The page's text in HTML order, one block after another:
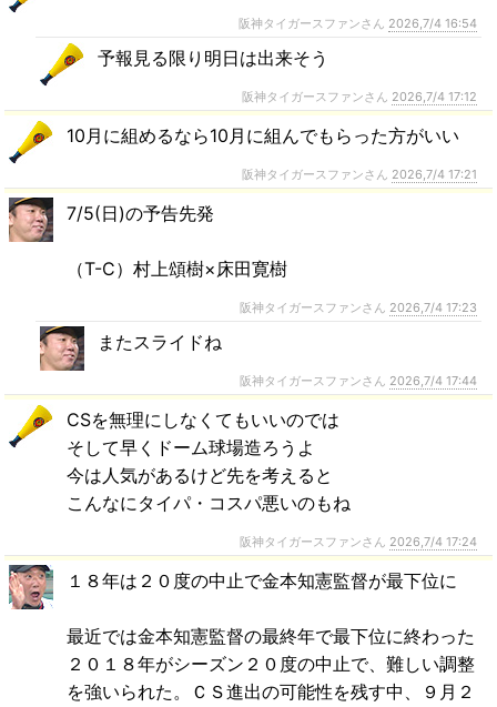
阪神タイガースファンさん 2026,7/4 16:54
予報見る限り明日は出来そう
阪神タイガースファンさん 2026,7/4 17:12
10月に組めるなら10月に組んでもらった方がいい
阪神タイガースファンさん 2026,7/4 17:21
7/5(日)の予告先発
（T-C）村上頌樹×床田寛樹
阪神タイガースファンさん 2026,7/4 17:23
またスライドね
阪神タイガースファンさん 2026,7/4 17:44
CSを無理にしなくてもいいのでは
そして早くドーム球場造ろうよ
今は人気があるけど先を考えると
こんなにタイパ・コスパ悪いのもね
阪神タイガースファンさん 2026,7/4 17:24
１８年は２０度の中止で金本知憲監督が最下位に
最近では金本知憲監督の最終年で最下位に終わった
２０１８年がシーズン２０度の中止で、難しい調整
を強いられた。ＣＳ進出の可能性を残す中、９月２